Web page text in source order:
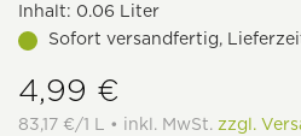
Inhalt: 0.06 Liter
Sofort versandfertig,
4,99 €
83,17 €/1 L • inkl. MwSt. zzgl.